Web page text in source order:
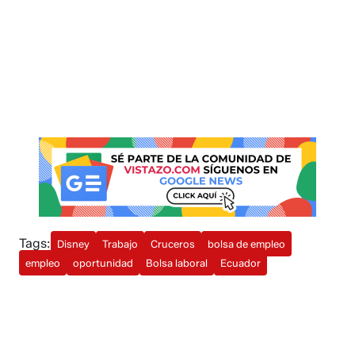
Tags: Disney Trabajo Cruceros
bolsa de empleo
empleo
oportunidad Bolsa laboral Ecuador